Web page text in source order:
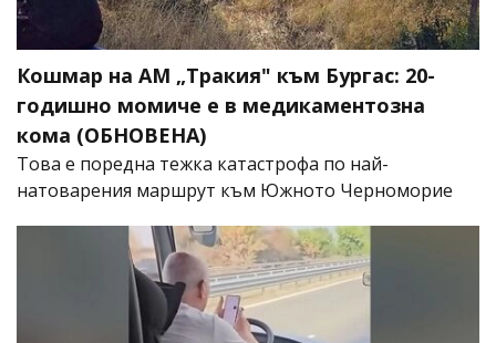
Кошмар на АМ „Тракия" към Бургас: 20-
годишно момиче е в медикаментозна
кома (ОБНОВЕНА)
Това е поредна тежка катастрофа по най-
натоварения маршрут към Южното Черноморие